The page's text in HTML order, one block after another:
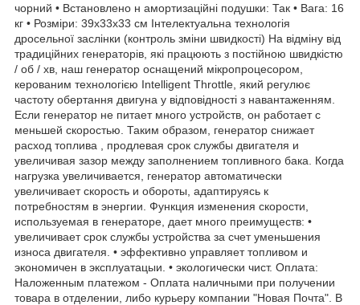
чорний • Встановлено н амортизаційні подушки: Так • Вага: 16
кг • Розміри: 39x33x33 см Інтелектуальна технологія
дросельної заслінки (контроль зміни швидкості) На відміну від
традиційних генераторів, які працюють з постійною швидкістю
/ об / хв, наш генератор оснащений мікропроцесором,
керованим технологією Intelligent Throttle, який регулює
частоту обертання двигуна у відповідності з навантаженням.
Если генератор не питает много устройств, он работает с
меньшей скоростью. Таким образом, генератор снижает
расход топлива , продлевая срок службы двигателя и
увеличивая зазор между заполнением топливного бака. Когда
нагрузка увеличивается, генератор автоматически
увеличивает скорость и обороты, адаптируясь к
потребностям в энергии. Функция изменения скорости,
используемая в генераторе, дает много преимуществ: •
увеличивает срок службы устройства за счет уменьшения
износа двигателя. • эффективно управляет топливом и
экономичен в эксплуатацыи. • экологически чист. Оплата:
Наложенным платежом - Оплата наличными при получении
товара в отделении, либо курьеру компании "Новая Почта". В